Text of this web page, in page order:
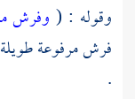
وقوله : ( وفرش
فرش مرفوعة
.